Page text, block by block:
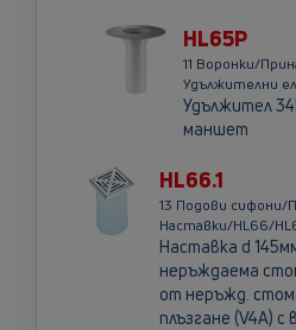
HL65P
11 Воронки/
Удължителни
Удължител
маншет
HL66.1
13 Подови
Наставки/HL66/
Наставка d
неръждаема
от неръжд.
плъзгане (V4A) с